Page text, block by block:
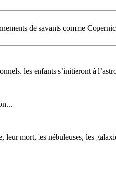
de savants comme
les enfants s’initieront à
leur mort, les nébuleuses, les